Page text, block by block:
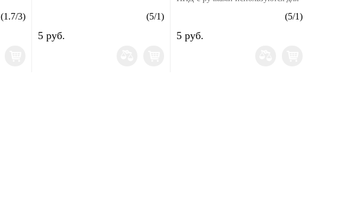
(1.7/3) (5/1)
5 руб.
продуктов питания. Пакет "майка"
(5/1)
5 руб.